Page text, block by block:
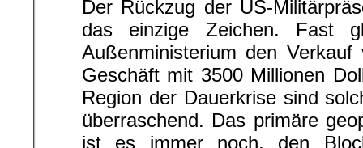
Der Rückzug der US-
das einzige Zeichen. Fast
Außenministerium den
Geschäft mit 3500 Millionen
Region der Dauerkrise sind
überraschend. Das primäre
ist es immer noch, den